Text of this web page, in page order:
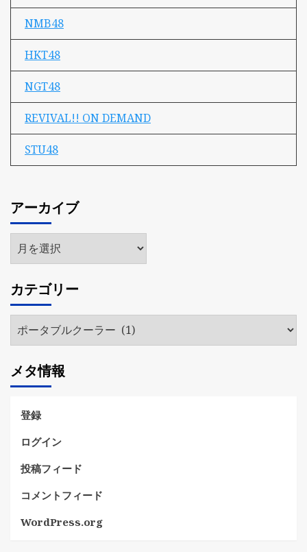
NMB48
HKT48
NGT48
REVIVAL!! ON DEMAND
STU48
アーカイブ
ア
ー
イ
ブ
カテゴリー
テ
リ
ー
メタ情報
登録
ログイン
投稿フィード
コメントフィード
WordPress.org